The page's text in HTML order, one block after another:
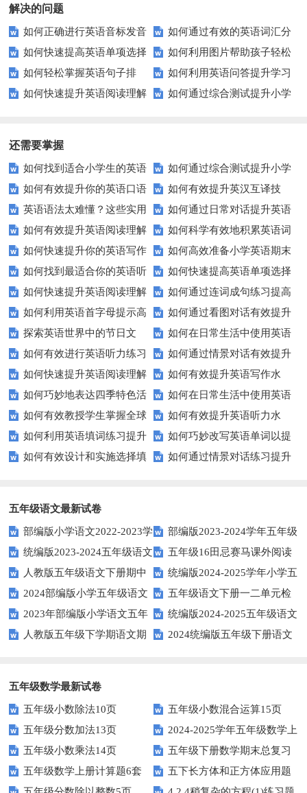
解决的问题
如何正确进行英语音标发音
练习？这些方法让你事半功倍！
如何通过有效的英语词汇分
类提高学习效率？
如何快速提高英语单项选择
题的得分？
如何利用图片帮助孩子轻松
学会新单词？
如何轻松掌握英语句子排
序？这里有你需要的所有技巧！
如何利用英语问答提升学习
效率？
如何快速提升英语阅读理解
如何通过综合测试提升小学
还需要掌握
如何找到适合小学生的英语
听力练习资源？
如何通过综合测试提升小学
生英语听说读写技能？
如何有效提升你的英语口语
表达能力？这5个技巧让你说一
口流利英语！
如何有效提升英汉互译技
巧？这些方法让你翻译更精准！
英语语法太难懂？这些实用
技巧让你轻松掌握！
如何通过日常对话提升英语
口语能力？试试这5个方法！
如何有效提升英语阅读理解
能力？这些技巧让你事半功倍！
如何科学有效地积累英语词
汇？
如何快速提升你的英语写作
技巧？这些建议助你一臂之力
如何高效准备小学英语期末
评估？这些技巧助你轻松过关！
如何找到最适合你的英语听
力测试？
如何快速提高英语单项选择
题的得分？
如何快速提升英语阅读理解
能力？这些技巧你必须知道！
如何通过连词成句练习提高
英语水平？
如何利用英语首字母提示高
效完成填空题？
如何通过看图对话有效提升
英语口语水平？
探索英语世界中的节日文
化：您知道这些传统吗？
如何在日常生活中使用英语
进行有效沟通？——实用英语口
语技巧
如何有效进行英语听力练习
以快速提升？
如何通过情景对话有效提升
英语口语水平？
如何快速提升英语阅读理解
能力？这些技巧你必须知道！
如何有效提升英语写作水
平？这里有五个实用建议！
如何巧妙地表达四季特色活
动？这些建议让您的活动更加丰
富多彩！
如何在日常生活中使用英语
进行有效问答？——实用技巧分
享
如何有效教授学生掌握全球
通用的日期表达？
如何有效提升英语听力水
平？这些测试技巧要知道！
如何利用英语填词练习提升
词汇量？这里有5个高效方法值
如何巧妙改写英语单词以提
升文章魅力？
如何有效设计和实施选择填
如何通过情景对话练习提升
五年级语文最新试卷
部编版小学语文2022-2023学
年上期五年级期末试题
部编版2023-2024学年五年级
语文下学期期末考前质量冲刺卷
统编版2023-2024五年级语文
下册期中阶段调研卷
五年级16田忌赛马课外阅读
练习题及答案
人教版五年级语文下册期中
试题及参考答案
统编版2024-2025学年小学五
年级语文上册期中试卷
2024部编版小学五年级语文
下学期期末测试卷
五年级语文下册一二单元检
测题
2023年部编版小学语文五年
级下册期末模拟题
统编版2024-2025五年级语文
第一学期期末测试卷
人教版五年级下学期语文期
2024统编版五年级下册语文
五年级数学最新试卷
五年级小数除法10页
五年级小数混合运算15页
五年级分数加法13页
2024-2025学年五年级数学上
册期末素养测评卷（考试版A4
人教版）
五年级小数乘法14页
五年级下册数学期末总复习
题——选择题专项练习
五年级数学上册计算题6套
五下长方体和正方体应用题